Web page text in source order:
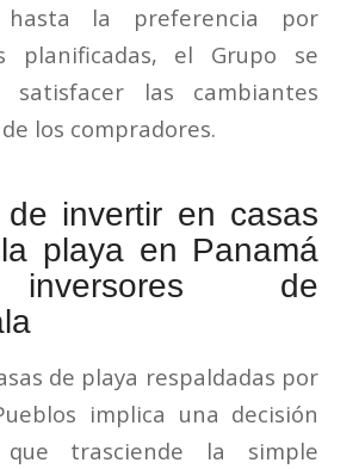
hasta la preferencia por
planificadas, el Grupo se
satisfacer las cambiantes
los compradores.
de invertir en casas
playa en Panamá
de
de playa respaldadas por
implica una decisión
que trasciende la simple